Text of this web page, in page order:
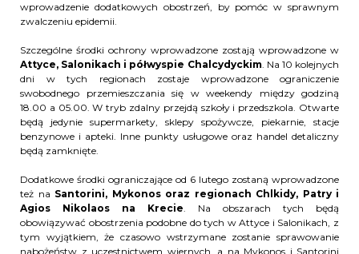
wprowadzenie dodatkowych obostrzeń, by pomóc w sprawnym
zwalczeniu epidemii.
Szczególne środki ochrony wprowadzone zostają wprowadzone w
Attyce, Salonikach i półwyspie Chalcydyckim. Na 10 kolejnych
dni w tych regionach zostaje wprowadzone ograniczenie
swobodnego przemieszczania się w weekendy między godziną
18.00 a 05.00. W tryb zdalny przejdą szkoły i przedszkola. Otwarte
będą jedynie supermarkety, sklepy spożywcze, piekarnie, stacje
benzynowe i apteki. Inne punkty usługowe oraz handel detaliczny
będą zamknięte.
Dodatkowe środki ograniczające od 6 lutego zostaną wprowadzone
też na Santorini, Mykonos oraz regionach Chlkidy, Patry i
Agios Nikolaos na Krecie. Na obszarach tych będą
obowiązywać obostrzenia podobne do tych w Attyce i Salonikach, z
tym wyjątkiem, że czasowo wstrzymane zostanie sprawowanie
nabożeństw z uczestnictwem wiernych, a na Mykonos i Santorini